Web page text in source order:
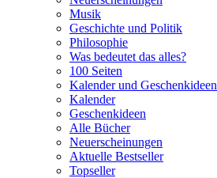
Musik
Geschichte und Politik
Philosophie
Was bedeutet das alles?
100 Seiten
Kalender und Geschenkideen
Kalender
Geschenkideen
Alle Bücher
Neuerscheinungen
Aktuelle Bestseller
Topseller